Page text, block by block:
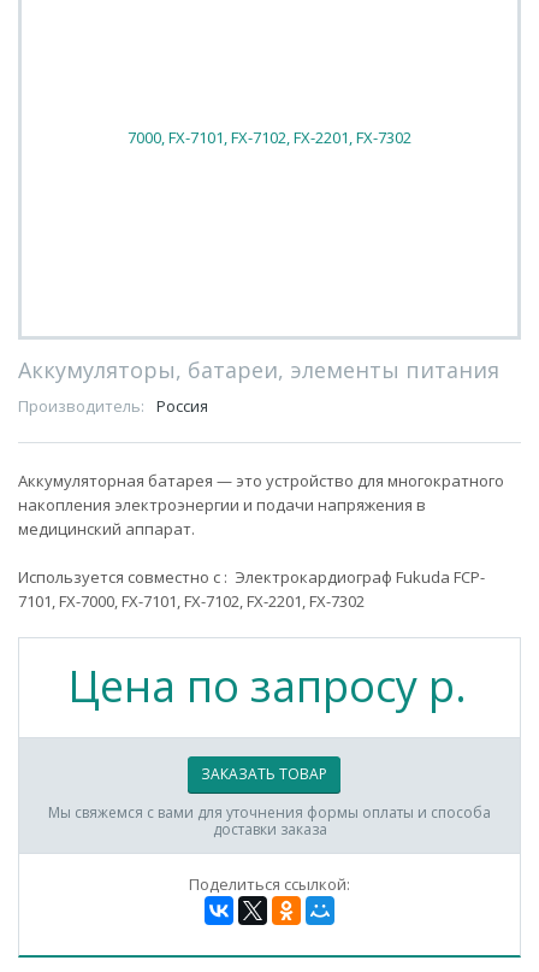
Аккумуляторы, батареи, элементы питания
Производитель: Россия
Аккумуляторная батарея — это устройство для многократного
накопления электроэнергии и подачи напряжения в
медицинский аппарат.
Используется совместно с : Электрокардиограф Fukuda FCP-
7101, FX-7000, FX-7101, FX-7102, FX-2201, FX-7302
Цена по запросу р.
ЗАКАЗАТЬ ТОВАР
Мы свяжемся с вами для уточнения формы оплаты и способа
доставки заказа
Поделиться ссылкой: